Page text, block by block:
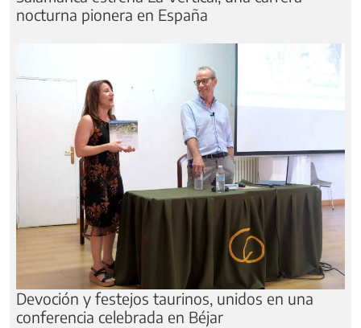
nocturna pionera en España
Devoción y festejos taurinos, unidos en una
conferencia celebrada en Béjar